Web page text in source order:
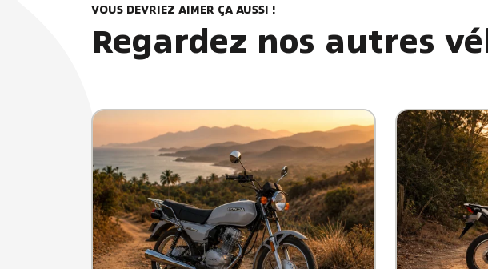
VOUS DEVRIEZ AIMER ÇA AUSSI !
Regardez nos autres